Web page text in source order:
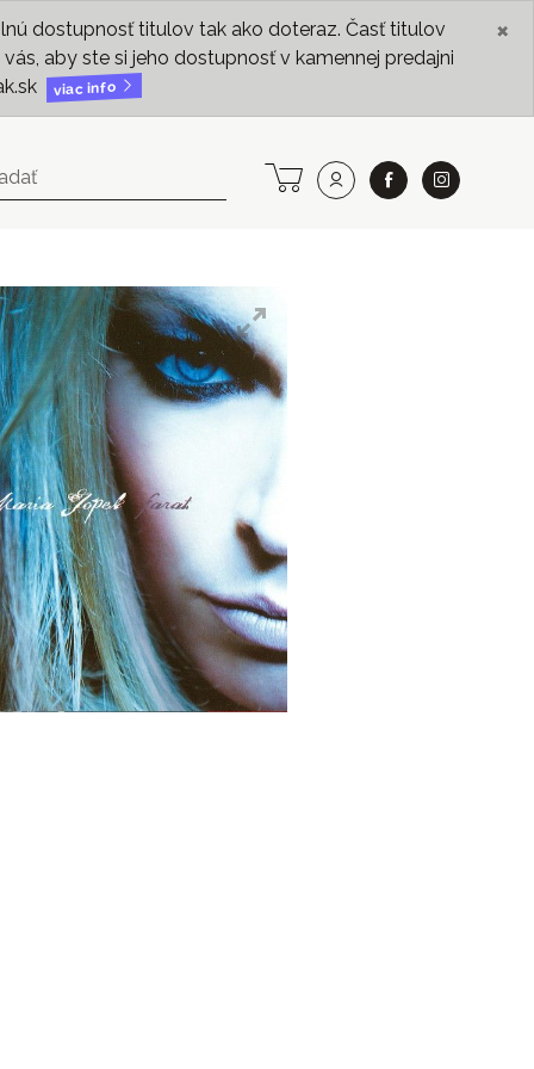
dostupnosť titulov tak ako doteraz. Časť titulov
aby ste si jeho dostupnosť v kamennej predajni
viac info
×